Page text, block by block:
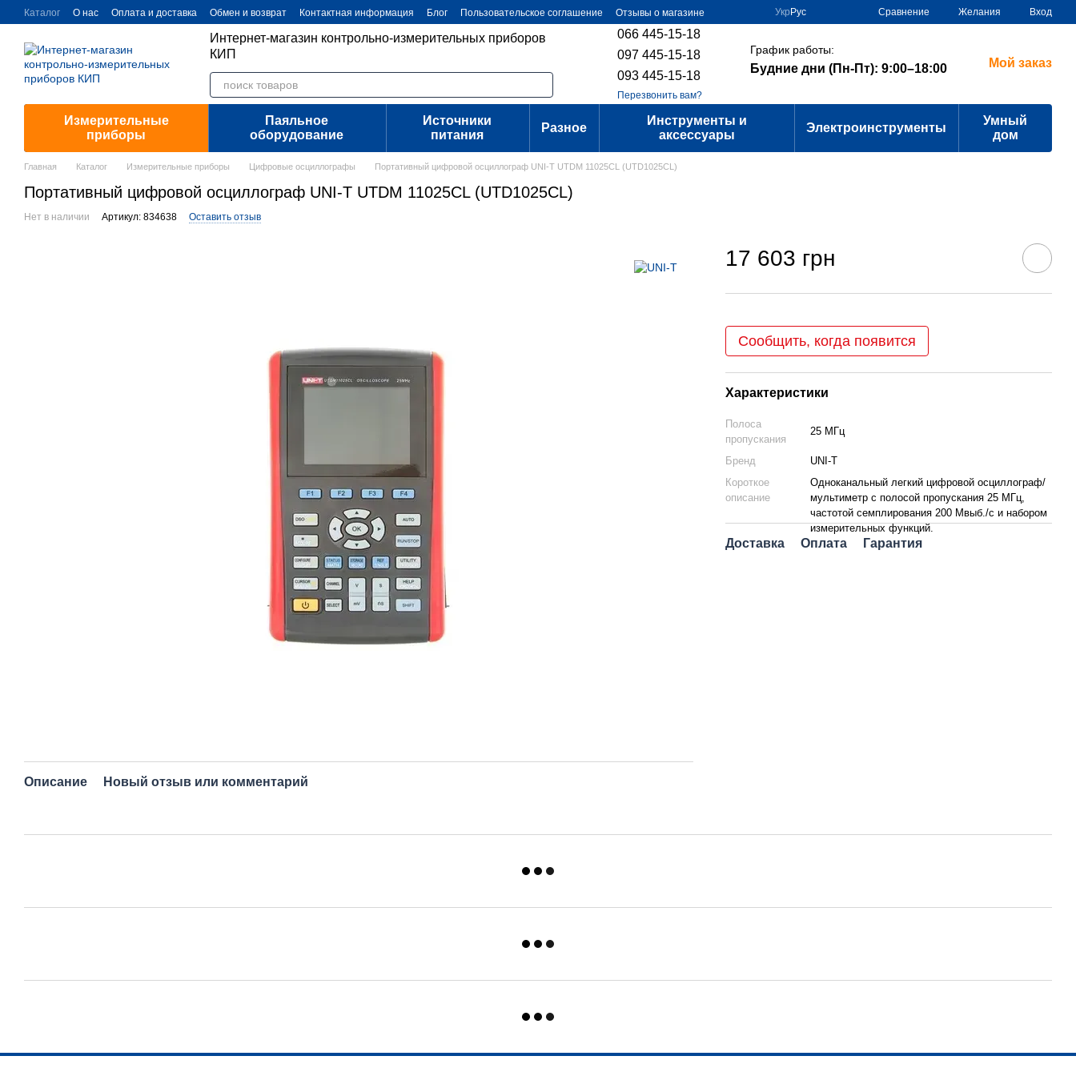
Перейти к основному контенту
Каталог О нас Оплата и доставка Обмен и возврат Контактная информация Блог Пользовательское соглашение Отзывы о магазине Укр Рус Сравнение Желания Вход
Интернет-магазин контрольно-измерительных приборов
КИП
066 445-15-18
097 445-15-18
093 445-15-18
Перезвонить вам?
График работы:
Будние дни (Пн-Пт): 9:00–18:00 Мой заказ
Измерительные
приборы
Паяльное
оборудование
Источники
питания
Разное
Инструменты и
аксессуары
Электроинструменты
Умный
дом
Главная Каталог Измерительные приборы Цифровые осциллографы Портативный цифровой осциллограф UNI-T UTDM 11025CL (UTD1025CL)
Портативный цифровой осциллограф UNI-T UTDM 11025CL (UTD1025CL)
Нет в наличии Артикул: 834638 Оставить отзыв
Описание Новый отзыв или комментарий
17 603 грн
Сообщить, когда появится
Характеристики
Полоса
пропускания
25 МГц
Бренд
UNI-T
Короткое
описание
Одноканальный легкий цифровой осциллограф/
мультиметр с полосой пропускания 25 МГц,
частотой семплирования 200 Мвыб./с и набором
измерительных функций.
Доставка Оплата Гарантия